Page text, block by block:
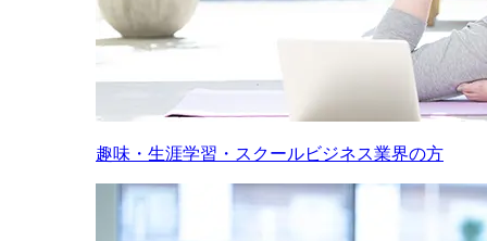
趣味・生涯学習・スクールビジネス業界の方